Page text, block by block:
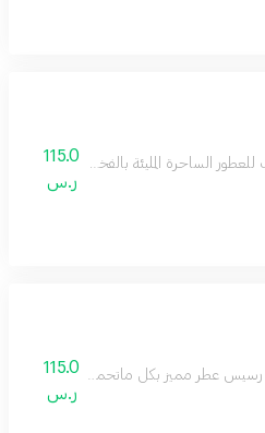
الساحرة المليئة بالفخامة والرقيّ
115.0
ر.س
رسيس عطر مميز بكل ماتحمله الكلمة
115.0
ر.س